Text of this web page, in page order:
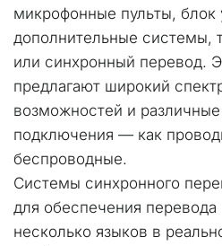
микрофонные пульты, блок
дополнительные системы,
или синхронный перевод.
предлагают широкий
возможностей и
подключения — как
беспроводные.
Системы синхронного
для обеспечения перевода
несколько языков в